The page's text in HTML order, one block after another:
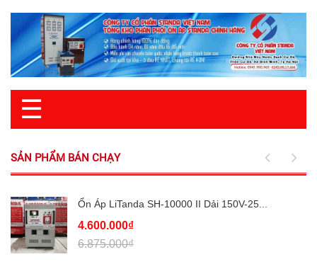
☰
SẢN PHẨM BÁN CHẠY
Ổn Áp LiTanda SH-10000 II Dải 150V-25...
4.600.000₫
6.875.000₫